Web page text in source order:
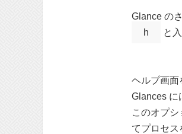
Glance の
h
と
ヘルプ画面
Glances に
このオプ
てプロセ